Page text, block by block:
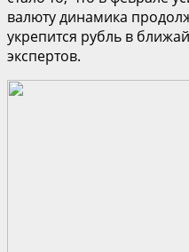
валюту динамика
укрепится рубль в
экспертов.